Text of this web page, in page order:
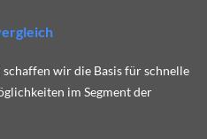
wir die Basis für schnelle
im Segment der